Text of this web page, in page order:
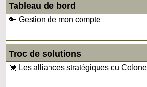
Tableau de bord
🔑 Gestion de mon compte
Troc de solutions
💓 Les alliances stratégiques du Colonel